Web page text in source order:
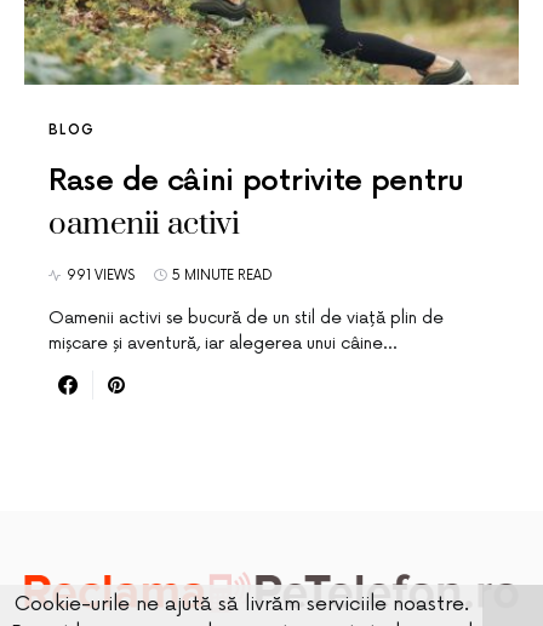
BLOG
Rase de câini potrivite pentru
oamenii activi
991 VIEWS 5 MINUTE READ
Oamenii activi se bucură de un stil de viață plin de
mișcare și aventură, iar alegerea unui câine…
Cookie-urile ne ajută să livrăm serviciile noastre.